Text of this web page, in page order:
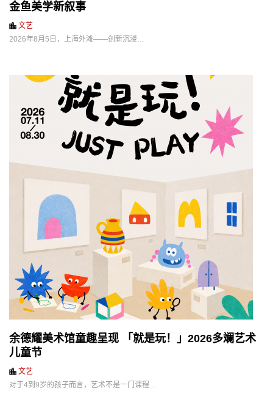
金鱼美学新叙事
文艺
2026年8月5日，上海外滩——创新沉浸…
余德耀美术馆童趣呈现 「就是玩！」2026多斓艺术
儿童节
文艺
对于4到9岁的孩子而言，艺术不是一门课程…